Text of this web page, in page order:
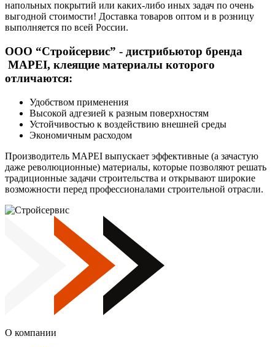
напольных покрытий или каких-либо иных задач по очень
выгодной стоимости! Доставка товаров оптом и в розницу
выполняется по всей России.
ООО “Стройсервис” - дистрибьютор бренда
MAPEI, клеящие материалы которого
отличаются:
Удобством применения
Высокой адгезией к разным поверхностям
Устойчивостью к воздействию внешней среды
Экономичным расходом
Производитель MAPEI выпускает эффективные (а зачастую
даже революционные) материалы, которые позволяют решать
традиционные задачи строительства и открывают широкие
возможности перед профессионалами строительной отрасли.
О компании